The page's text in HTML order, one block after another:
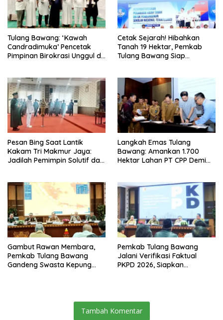
Tulang Bawang: ‘Kawah
Candradimuka’ Pencetak
Pimpinan Birokrasi Unggul di
Cetak Sejarah! Hibahkan
Tanah 19 Hektar, Pemkab
Tulang Bawang Siap
Lampung
Pesan Bing Saat Lantik
Kakam Tri Makmur Jaya:
Jadilah Pemimpin Solutif dan
Langkah Emas Tulang
Bawang: Amankan 1.700
Hektar Lahan PT CPP Demi
Gambut Rawan Membara,
Pemkab Tulang Bawang
Gandeng Swasta Kepung
Pemkab Tulang Bawang
Jalani Verifikasi Faktual
PKPD 2026, Siapkan
Tambah Komentar